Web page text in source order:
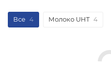
Все 4 Молоко UHT 4